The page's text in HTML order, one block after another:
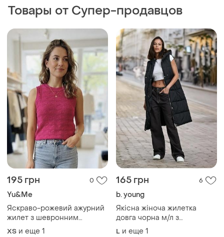
Товары от Супер-продавцов
195 грн 0
Yu&Me
Яскраво-рожевий ажурний
жилет з шевронним
візерунком
ХS и еще 1
165 грн 6
b. young
Якісна жіноча жилетка
довга чорна м/л з
капюшоном
L и еще 1